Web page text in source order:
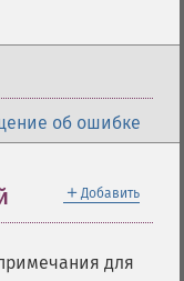
об ошибке
＋ Добавить
для